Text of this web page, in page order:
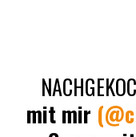
mit mir